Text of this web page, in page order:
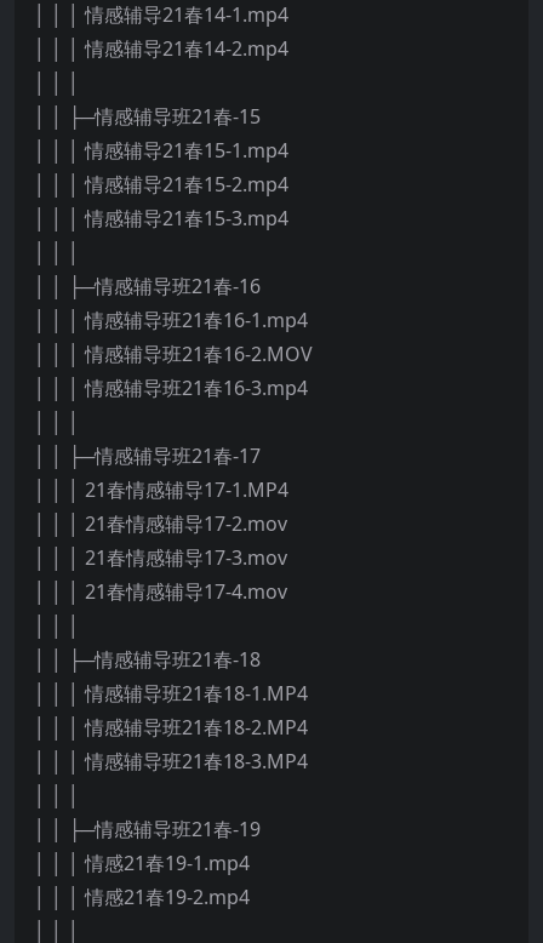
│ │ │ 情感辅导21春14-1.mp4
│ │ │ 情感辅导21春14-2.mp4
│ │ ├─情感辅导班21春-15
│ │ │ 情感辅导21春15-1.mp4
│ │ │ 情感辅导21春15-2.mp4
│ │ │ 情感辅导21春15-3.mp4
│ │ ├─情感辅导班21春-16
│ │ │ 情感辅导班21春16-1.mp4
│ │ │ 情感辅导班21春16-2.MOV
│ │ │ 情感辅导班21春16-3.mp4
│ │ ├─情感辅导班21春-17
│ │ │ 21春情感辅导17-1.MP4
│ │ │ 21春情感辅导17-2.mov
│ │ │ 21春情感辅导17-3.mov
│ │ │ 21春情感辅导17-4.mov
│ │ ├─情感辅导班21春-18
│ │ │ 情感辅导班21春18-1.MP4
│ │ │ 情感辅导班21春18-2.MP4
│ │ │ 情感辅导班21春18-3.MP4
│ │ ├─情感辅导班21春-19
│ │ │ 情感21春19-1.mp4
│ │ │ 情感21春19-2.mp4